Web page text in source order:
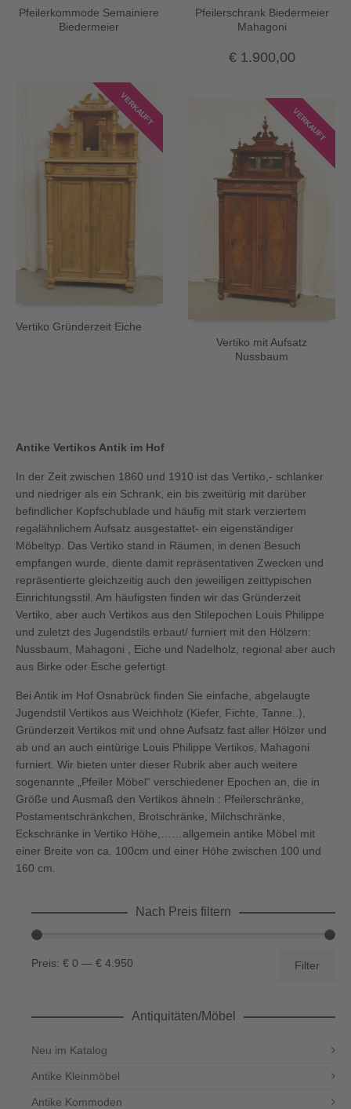
Pfeilerkommode Semainiere
Biedermeier
Pfeilerschrank Biedermeier
Mahagoni
€1.900,00
VERKAUFT
Vertiko Gründerzeit Eiche
VERKAUFT
Vertiko mit Aufsatz
Nussbaum
Antike Vertikos Antik im Hof
In der Zeit zwischen 1860 und 1910 ist das Vertiko,- schlanker
und niedriger als ein Schrank, ein bis zweitürig mit darüber
befindlicher Kopfschublade und häufig mit stark verziertem
regalähnlichem Aufsatz ausgestattet- ein eigenständiger
Möbeltyp. Das Vertiko stand in Räumen, in denen Besuch
empfangen wurde, diente damit repräsentativen Zwecken und
repräsentierte gleichzeitig auch den jeweiligen zeittypischen
Einrichtungsstil. Am häufigsten finden wir das Gründerzeit
Vertiko, aber auch Vertikos aus den Stilepochen Louis Philippe
und zuletzt des Jugendstils erbaut/ furniert mit den Hölzern:
Nussbaum, Mahagoni , Eiche und Nadelholz, regional aber auch
aus Birke oder Esche gefertigt.
Bei Antik im Hof Osnabrück finden Sie einfache, abgelaugte
Jugendstil Vertikos aus Weichholz (Kiefer, Fichte, Tanne..),
Gründerzeit Vertikos mit und ohne Aufsatz fast aller Hölzer und
ab und an auch eintürige Louis Philippe Vertikos, Mahagoni
furniert. Wir bieten unter dieser Rubrik aber auch weitere
sogenannte „Pfeiler Möbel“ verschiedener Epochen an, die in
Größe und Ausmaß den Vertikos ähneln : Pfeilerschränke,
Postamentschränkchen, Brotschränke, Milchschränke,
Eckschränke in Vertiko Höhe,……allgemein antike Möbel mit
einer Breite von ca. 100cm und einer Höhe zwischen 100 und
160 cm.
Nach Preis filtern
Min.
Max.
Filter
Preis: € 0 — € 4.950
Antiquitäten/Möbel
Neu im Katalog
Antike Kleinmöbel
Antike Kommoden